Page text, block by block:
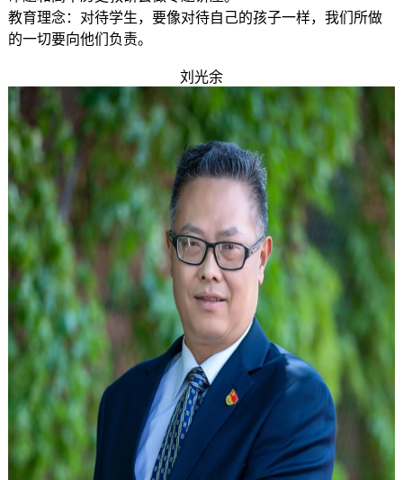
教育理念：对待学生，要像对待自己的孩子一样，我们所做
的一切要向他们负责。
刘光余